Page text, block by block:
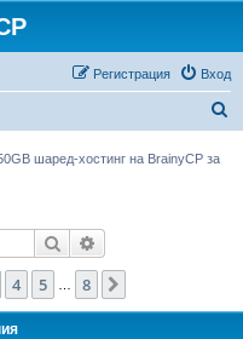
Вход
Регистрация
шаред-хостинг на BrainyCP за
Поиск
из
4 5 8